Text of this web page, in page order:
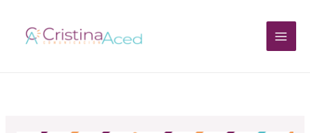
contenido